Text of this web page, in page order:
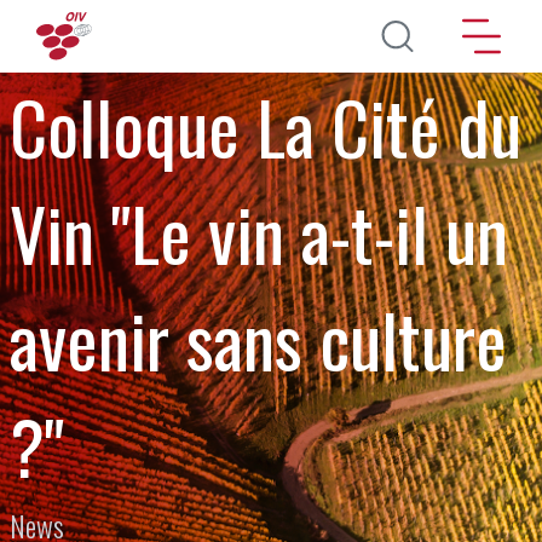
Aller au contenu principal
Colloque La Cité du
Vin "Le vin a-t-il un
avenir sans culture
?"
News